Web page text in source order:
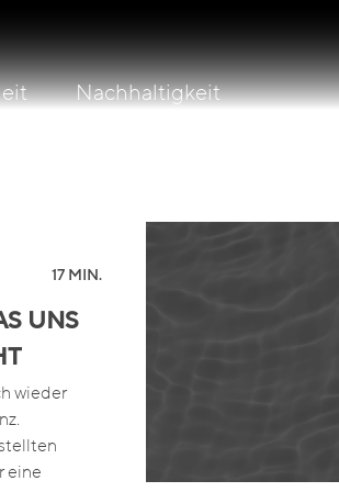
Nachhaltigkeit
17 MIN.
UNS
wieder
eine